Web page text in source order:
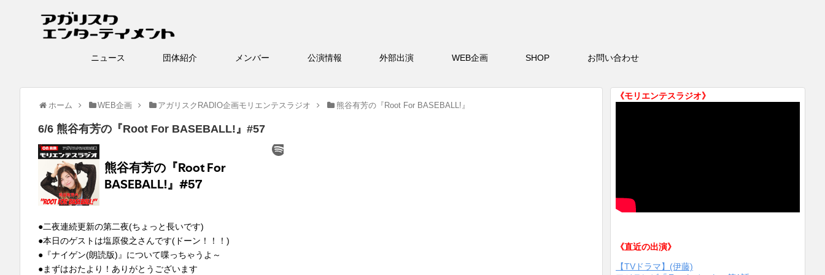
ニュース 団体紹介 メンバー 公演情報 外部出演 WEB企画 SHOP お問い合わせ
ホーム WEB企画 アガリスクRADIO企画モリエンテスラジオ 熊谷有芳の『Root For BASEBALL!』
6/6 熊谷有芳の『Root For BASEBALL!』#57
●二夜連続更新の第二夜(ちょっと長いです)
●本日のゲストは塩原俊之さんです(ドーン！！！)
●『ナイゲン(朗読版)』について喋っちゃうよ～
●まずはおたより！ありがとうございます
《モリエンテスラジオ》
《直近の出演》
【TVドラマ】(伊藤)